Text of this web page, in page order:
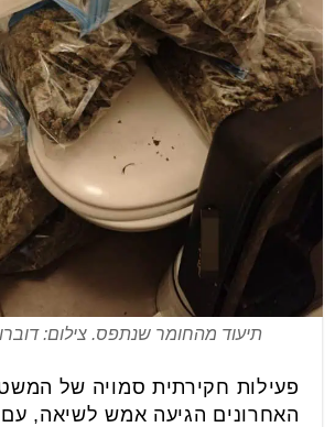
תיעוד מהחומר שנתפס. צילום:
פעילות חקירתית סמויה של
האחרונים הגיעה אמש לשיאה,